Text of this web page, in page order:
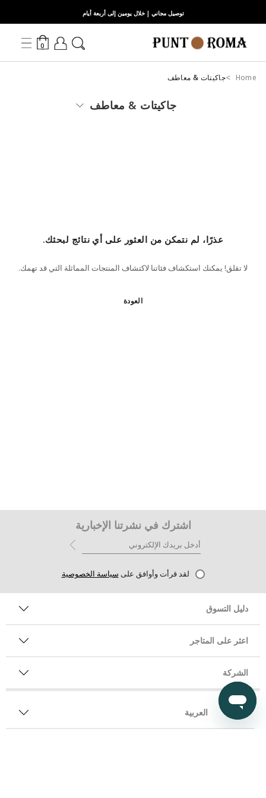
توصيل مجاني | خلال يومين إلى أربعة أيام
0
Home جاكيتات & معاطف
جاكيتات & معاطف
عذرًا، لم نتمكن من العثور على أي نتائج لبحثك.
لا تقلق! يمكنك استكشاف فئاتنا لاكتشاف المنتجات المماثلة التي قد تهمك.
العودة
اشترك في نشرتنا الإخبارية
لقد قرأت وأوافق على سياسة الخصوصية
دليل التسوق
اعثر على المتاجر
الشركة
اللغة العربية